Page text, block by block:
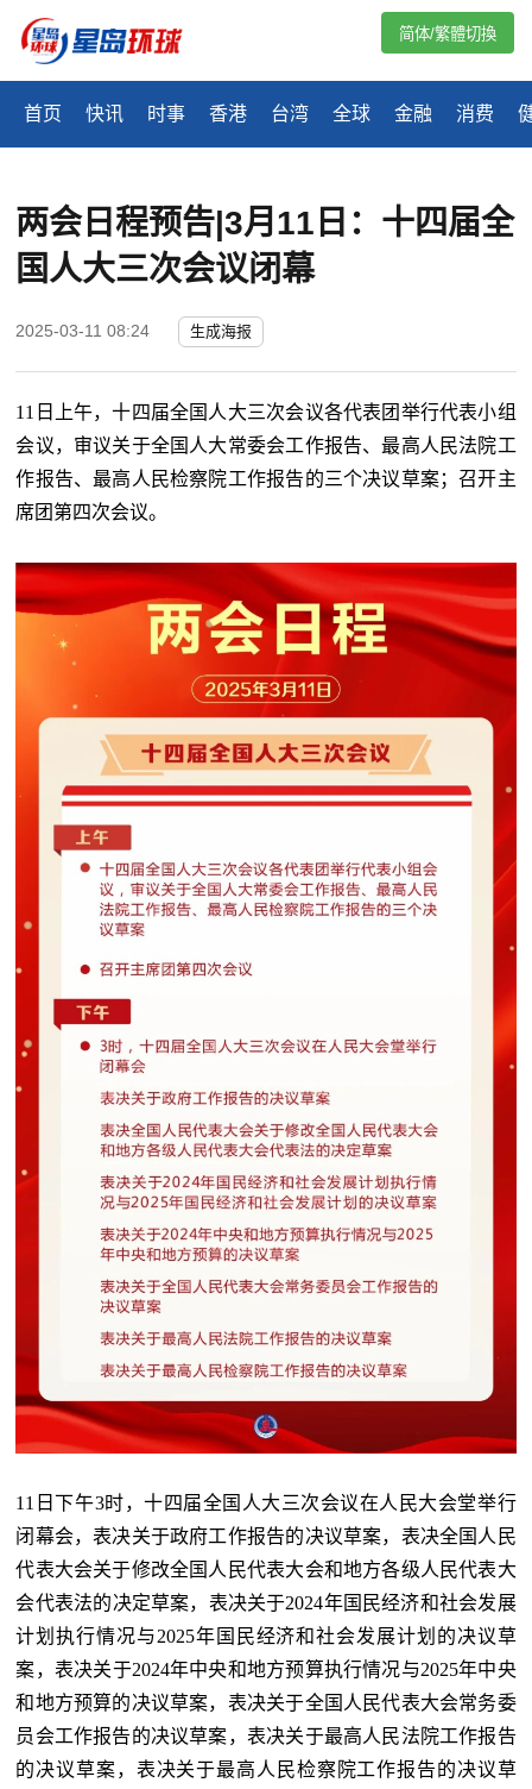
首页 快讯 时事 香港 台湾 全球 金融 消费
简体/繁體切換
两会日程预告|3月11日：十四届全
国人大三次会议闭幕
2025-03-11 08:24 生成海报
11日上午，十四届全国人大三次会议各代表团举行代表小组
会议，审议关于全国人大常委会工作报告、最高人民法院工
作报告、最高人民检察院工作报告的三个决议草案；召开主
席团第四次会议。
11日下午3时，十四届全国人大三次会议在人民大会堂举行
闭幕会，表决关于政府工作报告的决议草案，表决全国人民
代表大会关于修改全国人民代表大会和地方各级人民代表大
会代表法的决定草案，表决关于2024年国民经济和社会发展
计划执行情况与2025年国民经济和社会发展计划的决议草
案，表决关于2024年中央和地方预算执行情况与2025年中央
和地方预算的决议草案，表决关于全国人民代表大会常务委
员会工作报告的决议草案，表决关于最高人民法院工作报告
的决议草案，表决关于最高人民检察院工作报告的决议草